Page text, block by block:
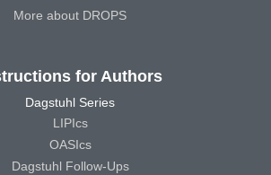
More about DROPS
for Authors
Dagstuhl Series
LIPIcs
OASIcs
Dagstuhl Follow-Ups